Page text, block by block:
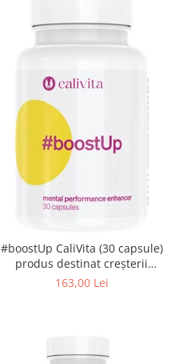
#boostUp CaliVita (30 capsule)
produs destinat creşterii
productivităţii
163,00 Lei